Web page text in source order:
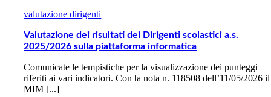
valutazione dirigenti
Valutazione dei risultati dei Dirigenti scolastici a.s.
2025/2026 sulla piattaforma informatica
Comunicate le tempistiche per la visualizzazione dei punteggi
riferiti ai vari indicatori. Con la nota n. 118508 dell’11/05/2026 il
MIM [...]